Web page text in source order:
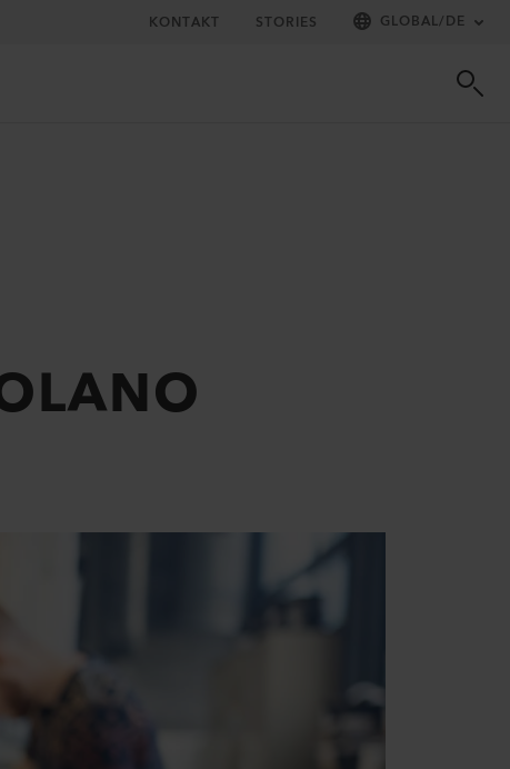
KONTAKT STORIES GLOBAL/DE